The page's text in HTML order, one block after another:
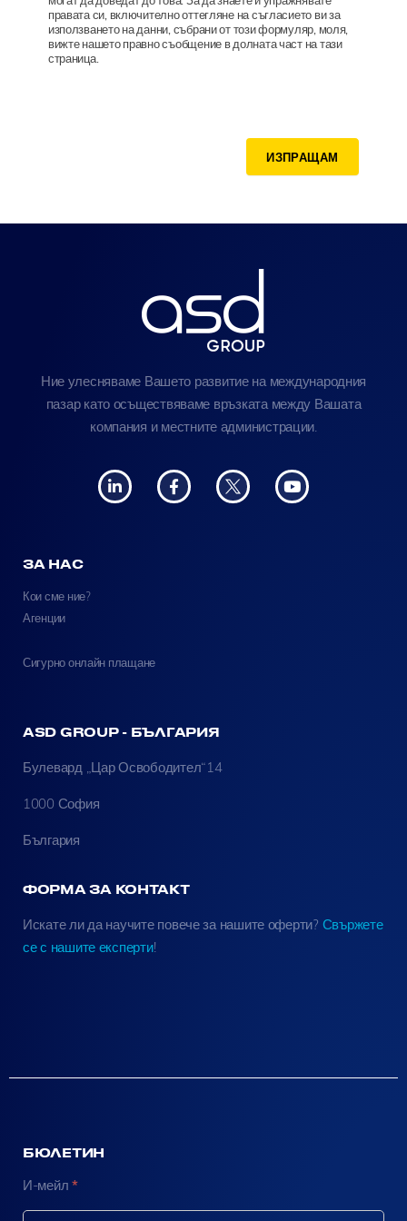
правата си, включително оттегляне на съгласието ви за
използването на данни, събрани от този формуляр, моля,
вижте нашето правно съобщение в долната част на тази
страница.
ИЗПРАЩАМ
Ние улесняваме Вашето развитие на международния
пазар като осъществяваме връзката между Вашата
компания и местните администрации.
ЗА НАС
Кои сме ние?
Агенции
Сигурно онлайн плащане
ASD GROUP - БЪЛГАРИЯ
Булевард „Цар Освободител“14
1000 София
България
ФОРМА ЗА КОНТАКТ
Искате ли да научите повече за нашите оферти? Свържете
се с нашите експерти!
БЮЛЕТИН
N
И-мейл*